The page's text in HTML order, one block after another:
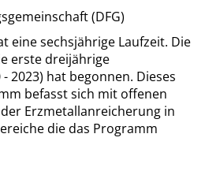
(DFG)
eine sechsjährige Laufzeit. Die
erste dreijährige
2023) hat begonnen. Dieses
befasst sich mit offenen
Erzmetallanreicherung in
die das Programm